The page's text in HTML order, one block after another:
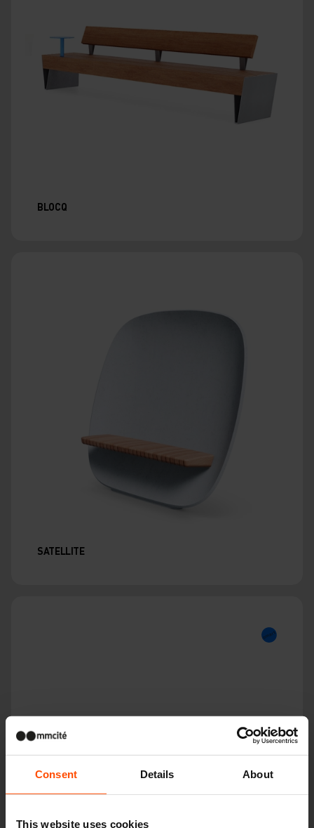
Consent Details About
This website uses cookies
BLOCQ
SATELLITE